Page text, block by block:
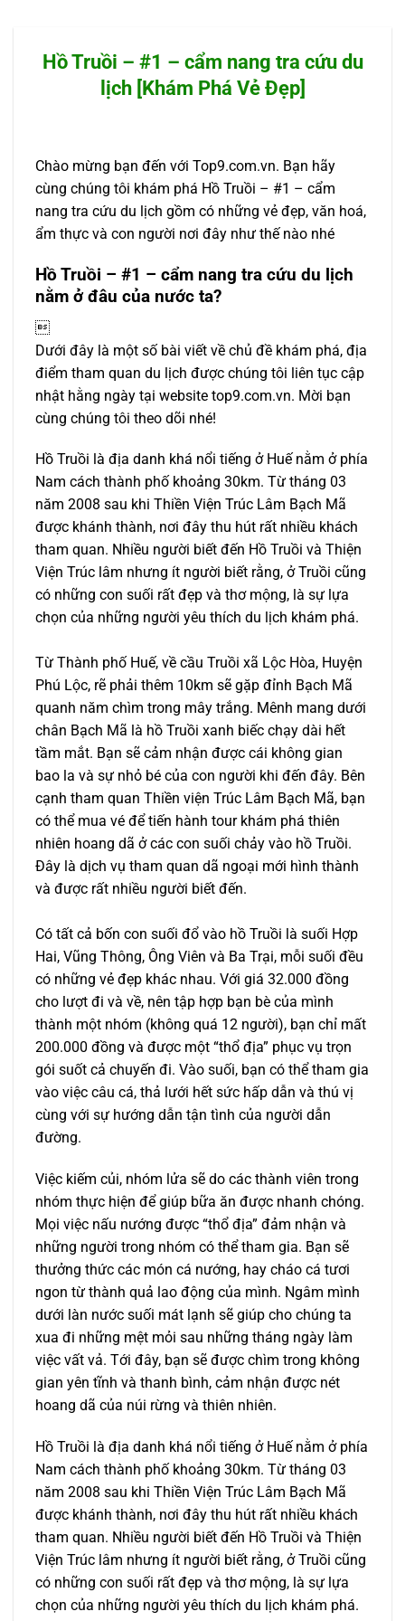
Hồ Truồi – #1 – cẩm nang tra cứu du
lịch [Khám Phá Vẻ Đẹp]
Chào mừng bạn đến với Top9.com.vn. Bạn hãy
cùng chúng tôi khám phá Hồ Truồi – #1 – cẩm
nang tra cứu du lịch gồm có những vẻ đẹp, văn hoá,
ẩm thực và con người nơi đây như thế nào nhé
Hồ Truồi – #1 – cẩm nang tra cứu du lịch
nằm ở đâu của nước ta?

Dưới đây là một số bài viết về chủ đề khám phá, địa
điểm tham quan du lịch được chúng tôi liên tục cập
nhật hằng ngày tại website top9.com.vn. Mời bạn
cùng chúng tôi theo dõi nhé!
Hồ Truồi là địa danh khá nổi tiếng ở Huế nằm ở phía
Nam cách thành phố khoảng 30km. Từ tháng 03
năm 2008 sau khi Thiền Viện Trúc Lâm Bạch Mã
được khánh thành, nơi đây thu hút rất nhiều khách
tham quan. Nhiều người biết đến Hồ Truồi và Thiện
Viện Trúc lâm nhưng ít người biết rằng, ở Truồi cũng
có những con suối rất đẹp và thơ mộng, là sự lựa
chọn của những người yêu thích du lịch khám phá.
Từ Thành phố Huế, về cầu Truồi xã Lộc Hòa, Huyện
Phú Lộc, rẽ phải thêm 10km sẽ gặp đỉnh Bạch Mã
quanh năm chìm trong mây trắng. Mênh mang dưới
chân Bạch Mã là hồ Truồi xanh biếc chạy dài hết
tầm mắt. Bạn sẽ cảm nhận được cái không gian
bao la và sự nhỏ bé của con người khi đến đây. Bên
cạnh tham quan Thiền viện Trúc Lâm Bạch Mã, bạn
có thể mua vé để tiến hành tour khám phá thiên
nhiên hoang dã ở các con suối chảy vào hồ Truồi.
Đây là dịch vụ tham quan dã ngoại mới hình thành
và được rất nhiều người biết đến.
Có tất cả bốn con suối đổ vào hồ Truồi là suối Hợp
Hai, Vũng Thông, Ông Viên và Ba Trại, mỗi suối đều
có những vẻ đẹp khác nhau. Với giá 32.000 đồng
cho lượt đi và về, nên tập hợp bạn bè của mình
thành một nhóm (không quá 12 người), bạn chỉ mất
200.000 đồng và được một “thổ địa” phục vụ trọn
gói suốt cả chuyến đi. Vào suối, bạn có thể tham gia
vào việc câu cá, thả lưới hết sức hấp dẫn và thú vị
cùng với sự hướng dẫn tận tình của người dẫn
đường.
Việc kiếm củi, nhóm lửa sẽ do các thành viên trong
nhóm thực hiện để giúp bữa ăn được nhanh chóng.
Mọi việc nấu nướng được “thổ địa” đảm nhận và
những người trong nhóm có thể tham gia. Bạn sẽ
thưởng thức các món cá nướng, hay cháo cá tươi
ngon từ thành quả lao động của mình. Ngâm mình
dưới làn nước suối mát lạnh sẽ giúp cho chúng ta
xua đi những mệt mỏi sau những tháng ngày làm
việc vất vả. Tới đây, bạn sẽ được chìm trong không
gian yên tĩnh và thanh bình, cảm nhận được nét
hoang dã của núi rừng và thiên nhiên.
Hồ Truồi là địa danh khá nổi tiếng ở Huế nằm ở phía
Nam cách thành phố khoảng 30km. Từ tháng 03
năm 2008 sau khi Thiền Viện Trúc Lâm Bạch Mã
được khánh thành, nơi đây thu hút rất nhiều khách
tham quan. Nhiều người biết đến Hồ Truồi và Thiện
Viện Trúc lâm nhưng ít người biết rằng, ở Truồi cũng
có những con suối rất đẹp và thơ mộng, là sự lựa
chọn của những người yêu thích du lịch khám phá.